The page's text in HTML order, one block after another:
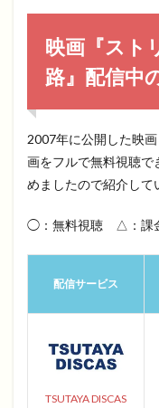
映画『ス
路』配信中
2007年に公開した映
画をフルで無料視聴で
めましたので紹介して
◯：無料視聴 △：課
配信サービス
TSUTAYA DISCAS